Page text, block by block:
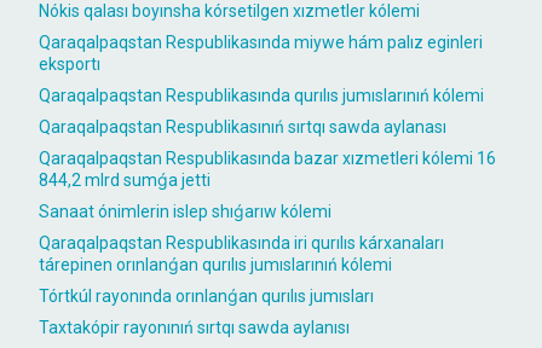
Nókis qalası boyınsha kórsetilgen xızmetler kólemi
Qaraqalpaqstan Respublikasında miywe hám palız eginleri
eksportı
Qaraqalpaqstan Respublikasında qurılıs jumıslarınıń kólemi
Qaraqalpaqstan Respublikasınıń sırtqı sawda aylanası
Qaraqalpaqstan Respublikasında bazar xızmetleri kólemi 16
844,2 mlrd sumǵa jetti
Sanaat ónimlerin islep shıǵarıw kólemi
Qaraqalpaqstan Respublikasında iri qurılıs kárxanaları
tárepinen orınlanǵan qurılıs jumıslarınıń kólemi
Tórtkúl rayonında orınlanǵan qurılıs jumısları
Taxtakópir rayonınıń sırtqı sawda aylanısı